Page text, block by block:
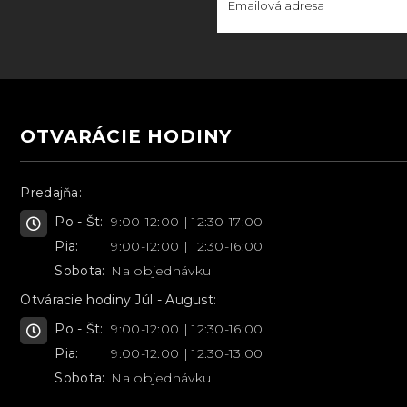
OTVARÁCIE HODINY
Predajňa:
Po - Št: 9:00-12:00 | 12:30-17:00
Pia:
9:00-12:00 | 12:30-16:00
Sobota: Na objednávku
Otváracie hodiny Júl - August:
Po - Št: 9:00-12:00 | 12:30-16:00
Pia:
9:00-12:00 | 12:30-13:00
Sobota: Na objednávku